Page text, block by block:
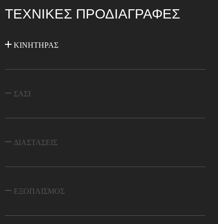
ΤΕΧΝΙΚΈΣ ΠΡΟΔΙΑΓΡΑΦΈΣ
ΚΙΝΗΤΗΡΑΣ
ΣΑΣΙ
ΔΙΑΣΤΑΣΕΙΣ
ΕΞΟΠΛΙΣΜΟΣ